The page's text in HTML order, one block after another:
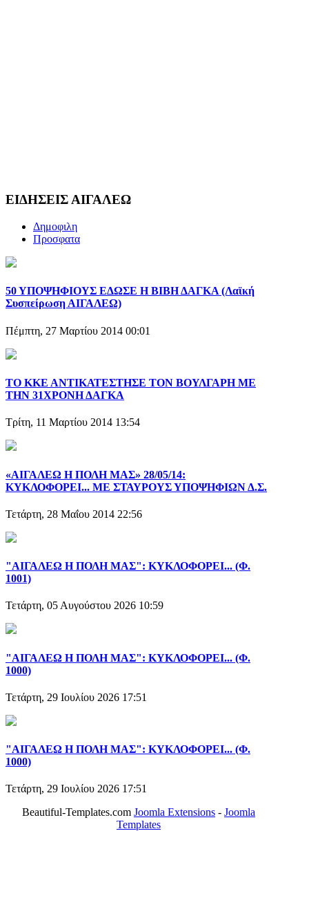
ΕΙΔΗΣΕΙΣ ΑΙΓΑΛΕΩ
Δημοφιλη
Προσφατα
50 ΥΠΟΨΗΦΙΟΥΣ ΕΔΩΣΕ Η ΒΙΒΗ ΔΑΓΚΑ (Λαϊκή
Συσπείρωση ΑΙΓΑΛΕΩ)
Πέμπτη, 27 Μαρτίου 2014 00:01
ΤΟ ΚΚΕ ΑΝΤΙΚΑΤΕΣΤΗΣΕ ΤΟΝ ΒΟΥΛΓΑΡΗ ΜΕ
ΤΗΝ 31ΧΡΟΝΗ ΔΑΓΚΑ
Τρίτη, 11 Μαρτίου 2014 13:54
«ΑΙΓΑΛΕΩ Η ΠΟΛΗ ΜΑΣ» 28/05/14:
ΚΥΚΛΟΦΟΡΕΙ... ΜΕ ΣΤΑΥΡΟΥΣ ΥΠΟΨΗΦΙΩΝ Δ.Σ.
Τετάρτη, 28 Μαΐου 2014 22:56
"ΑΙΓΑΛΕΩ Η ΠΟΛΗ ΜΑΣ": ΚΥΚΛΟΦΟΡΕΙ... (Φ.
1001)
Τετάρτη, 05 Αυγούστου 2026 10:59
"ΑΙΓΑΛΕΩ Η ΠΟΛΗ ΜΑΣ": ΚΥΚΛΟΦΟΡΕΙ... (Φ.
1000)
Τετάρτη, 29 Ιουλίου 2026 17:51
"ΑΙΓΑΛΕΩ Η ΠΟΛΗ ΜΑΣ": ΚΥΚΛΟΦΟΡΕΙ... (Φ.
1000)
Τετάρτη, 29 Ιουλίου 2026 17:51
Beautiful-Templates.comJoomla Extensions -Joomla
Templates